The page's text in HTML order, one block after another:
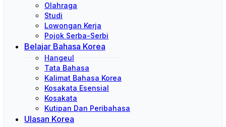
Olahraga
Studi
Lowongan Kerja
Pojok Serba-Serbi
Belajar Bahasa Korea
Hangeul
Tata Bahasa
Kalimat Bahasa Korea
Kosakata Esensial
Kosakata
Kutipan Dan Peribahasa
Ulasan Korea